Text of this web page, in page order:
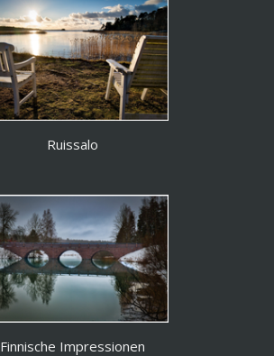
Ruissalo
Finnische Impressionen